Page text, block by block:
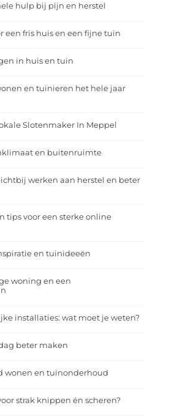
hulp bij pijn en herstel
een fris huis en een fijne tuin
in huis en tuin
en tuinieren het hele jaar
Slotenmaker In Meppel
en buitenruimte
werken aan herstel en beter
tips voor een sterke online
en tuinideeën
woning en een
installaties: wat moet je weten?
beter maken
wonen en tuinonderhoud
strak knippen én scheren?